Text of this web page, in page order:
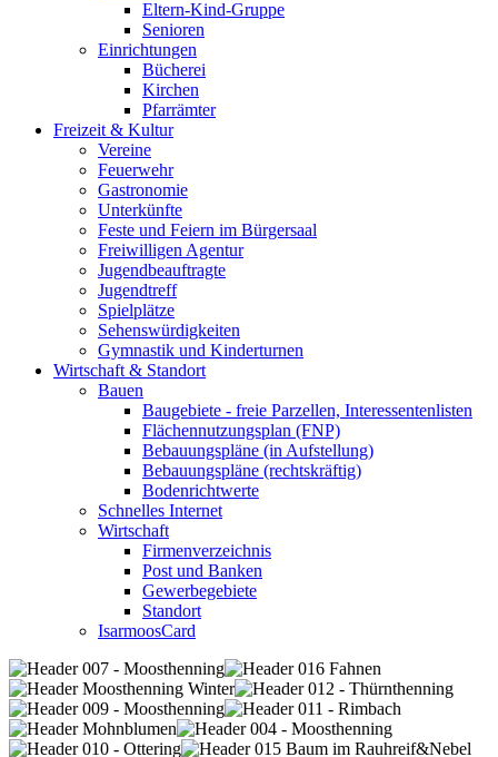
Eltern-Kind-Gruppe
Senioren
Einrichtungen
Bücherei
Kirchen
Pfarrämter
Freizeit & Kultur
Vereine
Feuerwehr
Gastronomie
Unterkünfte
Feste und Feiern im Bürgersaal
Freiwilligen Agentur
Jugendbeauftragte
Jugendtreff
Spielplätze
Sehenswürdigkeiten
Gymnastik und Kinderturnen
Wirtschaft & Standort
Bauen
Baugebiete - freie Parzellen, Interessentenlisten
Flächennutzungsplan (FNP)
Bebauungspläne (in Aufstellung)
Bebauungspläne (rechtskräftig)
Bodenrichtwerte
Schnelles Internet
Wirtschaft
Firmenverzeichnis
Post und Banken
Gewerbegebiete
Standort
IsarmoosCard